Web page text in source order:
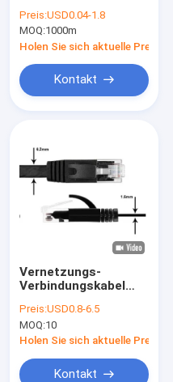
Sc UPC 3.0mm G657A
Preis:USD0.04-1.8
MOQ:1000m
Holen Sie sich aktuelle Preis
Kontakt
Vernetzungs-
Verbindungskabel
ETL/DELTA
bestätigte RJ45
Preis:USD0.8-6.5
MOQ:10
Holen Sie sich aktuelle Preis
Kontakt